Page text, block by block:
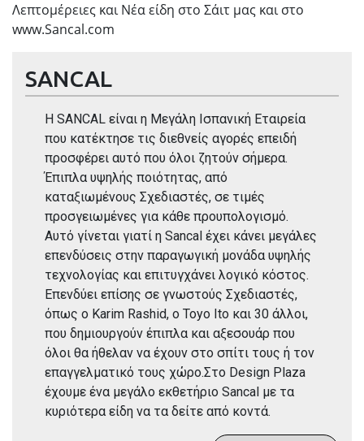
Λεπτομέρειες και Νέα είδη στο Σάιτ μας και στο
www.Sancal.com
SANCAL
Η SANCAL είναι η Μεγάλη Ισπανική Εταιρεία
που κατέκτησε τις διεθνείς αγορές επειδή
προσφέρει αυτό που όλοι ζητούν σήμερα.
Έπιπλα υψηλής ποιότητας, από
καταξιωμένους Σχεδιαστές, σε τιμές
προσγειωμένες για κάθε προυπολογισμό.
Αυτό γίνεται γιατί η Sancal έχει κάνει μεγάλες
επενδύσεις στην παραγωγική μονάδα υψηλής
τεχνολογίας και επιτυγχάνει λογικό κόστος.
Επενδύει επίσης σε γνωστούς Σχεδιαστές,
όπως o Karim Rashid, o Toyo Ito και 30 άλλοι,
που δημιουργούν έπιπλα και αξεσουάρ που
όλοι θα ήθελαν να έχουν στο σπίτι τους ή τον
επαγγελματικό τους χώρο.Στο Design Plaza
έχουμε ένα μεγάλο εκθετήριο Sancal με τα
κυριότερα είδη να τα δείτε από κοντά.